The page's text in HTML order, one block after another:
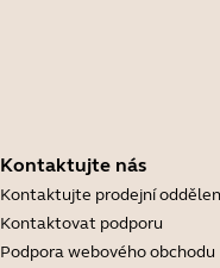
Kontaktujte nás
Kontaktujte prodejní
Kontaktovat podporu
Podpora webového obchodu